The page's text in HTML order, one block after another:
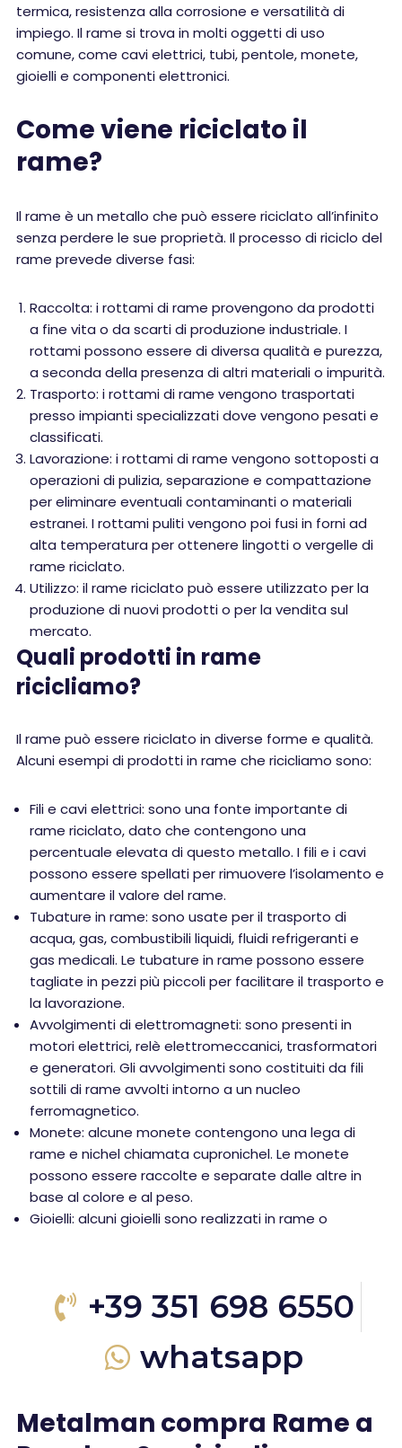
termica, resistenza alla corrosione e versatilità di
impiego. Il rame si trova in molti oggetti di uso
comune, come cavi elettrici, tubi, pentole, monete,
gioielli e componenti elettronici.
Come viene riciclato il
rame?
Il rame è un metallo che può essere riciclato all’infinito
senza perdere le sue proprietà. Il processo di riciclo del
rame prevede diverse fasi:
Raccolta: i rottami di rame provengono da prodotti
a fine vita o da scarti di produzione industriale. I
rottami possono essere di diversa qualità e purezza,
a seconda della presenza di altri materiali o impurità.
Trasporto: i rottami di rame vengono trasportati
presso impianti specializzati dove vengono pesati e
classificati.
Lavorazione: i rottami di rame vengono sottoposti a
operazioni di pulizia, separazione e compattazione
per eliminare eventuali contaminanti o materiali
estranei. I rottami puliti vengono poi fusi in forni ad
alta temperatura per ottenere lingotti o vergelle di
rame riciclato.
Utilizzo: il rame riciclato può essere utilizzato per la
produzione di nuovi prodotti o per la vendita sul
mercato.
Quali prodotti in rame
ricicliamo?
Il rame può essere riciclato in diverse forme e qualità.
Alcuni esempi di prodotti in rame che ricicliamo sono:
Fili e cavi elettrici: sono una fonte importante di
rame riciclato, dato che contengono una
percentuale elevata di questo metallo. I fili e i cavi
possono essere spellati per rimuovere l’isolamento e
aumentare il valore del rame.
Tubature in rame: sono usate per il trasporto di
acqua, gas, combustibili liquidi, fluidi refrigeranti e
gas medicali. Le tubature in rame possono essere
tagliate in pezzi più piccoli per facilitare il trasporto e
la lavorazione.
Avvolgimenti di elettromagneti: sono presenti in
motori elettrici, relè elettromeccanici, trasformatori
e generatori. Gli avvolgimenti sono costituiti da fili
sottili di rame avvolti intorno a un nucleo
ferromagnetico.
Monete: alcune monete contengono una lega di
rame e nichel chiamata cupronichel. Le monete
possono essere raccolte e separate dalle altre in
base al colore e al peso.
Gioielli: alcuni gioielli sono realizzati in rame o
+39 351 698 6550
whatsapp
Metalman compra Rame a